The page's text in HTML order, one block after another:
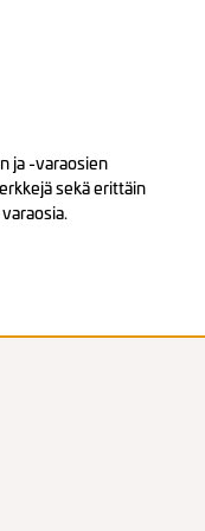
ja -varaosien
sekä erittäin